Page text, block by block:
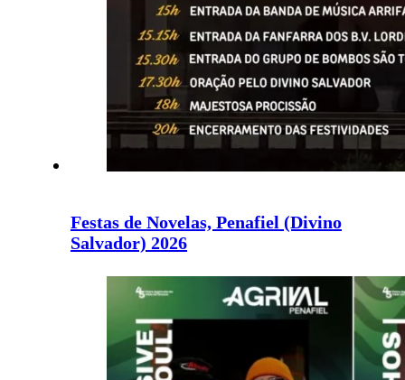
Festas de Novelas, Penafiel (Divino
Salvador) 2026